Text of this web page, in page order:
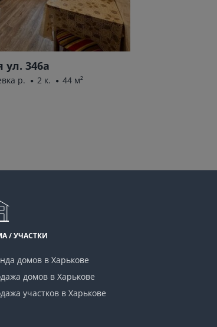
ул. 346а
р. 2 к. 44 м²
/ УЧАСТКИ
домов в Харькове
домов в Харькове
участков в Харькове